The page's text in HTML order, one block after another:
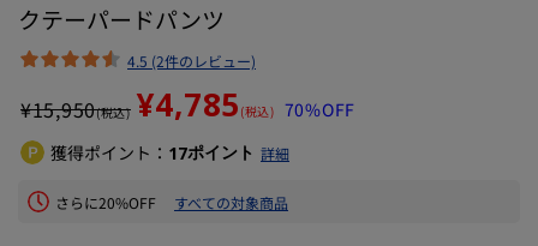
クテーパードパンツ
4.5 (2件のレビュー)
¥15,950(税込) ¥4,785 (税込) 70%OFF
獲得ポイント： 17ポイント 詳細
さらに20%OFF すべての対象商品